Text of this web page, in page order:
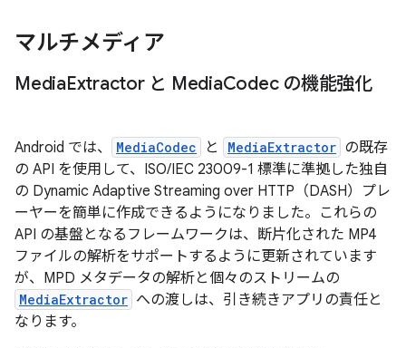
マルチメディア
MediaExtractor と MediaCodec の機能強化
Android では、 MediaCodec と MediaExtractor の既存
の API を使用して、ISO/IEC 23009-1 標準に準拠した独自
の Dynamic Adaptive Streaming over HTTP（DASH）プレ
ーヤーを簡単に作成できるようになりました。これらの
API の基盤となるフレームワークは、断片化された MP4
ファイルの解析をサポートするように更新されています
が、MPD メタデータの解析と個々のストリームの
MediaExtractor への渡しは、引き続きアプリの責任と
なります。